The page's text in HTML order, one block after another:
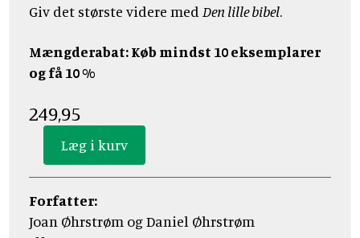
Giv det største videre medDen lille bibel.
Mængderabat: Køb mindst 10 eksemplarer
og få 10 %
249,95
Forfatter:
Joan Øhrstrøm og Daniel Øhrstrøm